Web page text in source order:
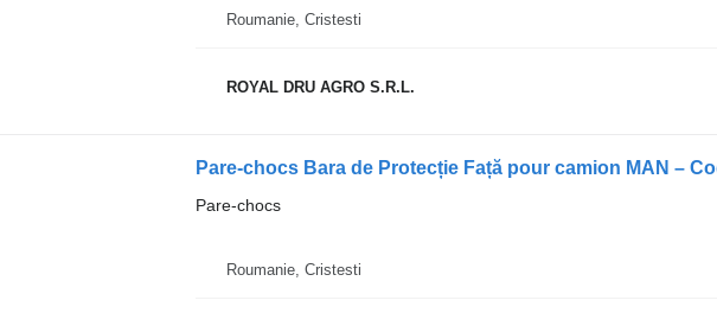
Roumanie, Cristesti
ROYAL DRU AGRO S.R.L.
Pare-chocs
Roumanie, Cristesti